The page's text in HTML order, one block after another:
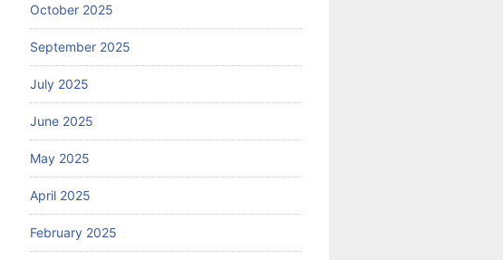
October 2025
September 2025
July 2025
June 2025
May 2025
April 2025
February 2025